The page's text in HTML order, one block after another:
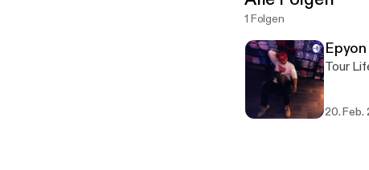
1 Folgen
Tour
20. Feb.